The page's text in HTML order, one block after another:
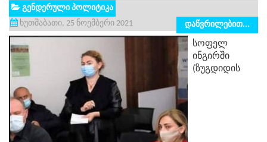
გენდერული პოლიტიკა
ხუთშაბათი, 25 ნოემბერი 2021
დაწვრილებით...
სოფელ
ინგირში
(ზუგდიდის